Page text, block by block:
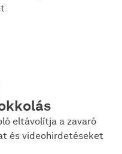
eltávolítja a zavaró
és videohirdetéseket